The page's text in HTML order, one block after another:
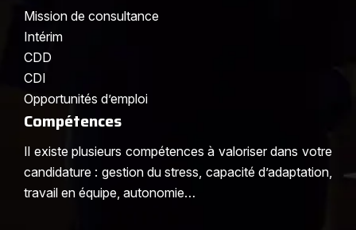
Mission de consultance
Intérim
CDD
CDI
Opportunités d’emploi
Compétences
Il existe plusieurs compétences à valoriser dans votre
candidature : gestion du stress, capacité d’adaptation,
travail en équipe, autonomie…